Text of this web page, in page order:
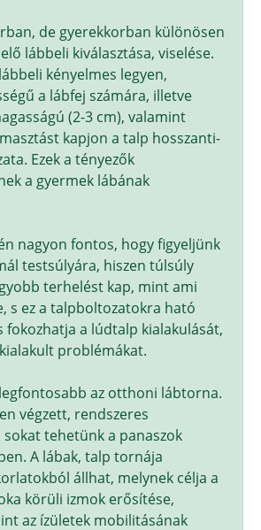
de gyerekkorban különösen
lábbeli kiválasztása, viselése.
kényelmes legyen,
a lábfej számára, illetve
(2-3 cm), valamint
kapjon a talp hosszanti-
Ezek a tényezők
a gyermek lábának
nagyon fontos, hogy figyeljünk
testsúlyára, hiszen túlsúly
terhelést kap, mint ami
s ez a talpboltozatokra ható
fokozhatja a lúdtalp kialakulását,
problémákat.
az otthoni lábtorna.
végzett, rendszeres
tehetünk a panaszok
A lábak, talp tornája
állhat, melynek célja a
körüli izmok erősítése,
az ízületek mobilitásának